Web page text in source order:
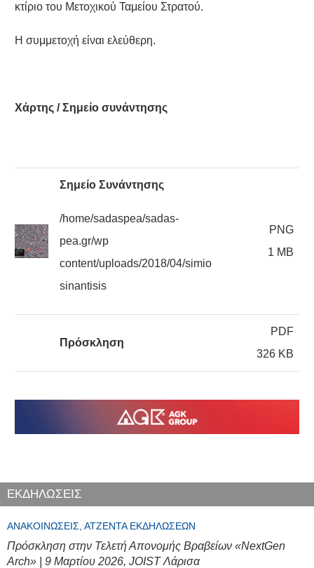
κτίριο του Μετοχικού Ταμείου Στρατού.
Η συμμετοχή είναι ελεύθερη.
Χάρτης / Σημείο συνάντησης
Σημείο Συνάντησης
/home/sadaspea/sadas-
pea.gr/wp
content/uploads/2018/04/simio
sinantisis
PNG
1 MB
Πρόσκληση
PDF
326 KB
ΕΚΔΗΛΩΣΕΙΣ
ΑΝΑΚΟΙΝΏΣΕΙΣ, ΑΤΖΈΝΤΑ ΕΚΔΗΛΏΣΕΩΝ
Πρόσκληση στην Τελετή Απονομής Βραβείων «NextGen
Arch» | 9 Μαρτίου 2026, JOIST Λάρισα